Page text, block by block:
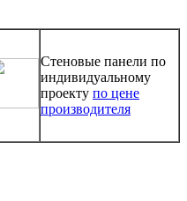
Стеновые панели по
индивидуальному
проекту по цене
производителя